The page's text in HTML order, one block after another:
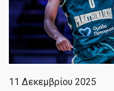
11 Δεκεμβρίου 2025